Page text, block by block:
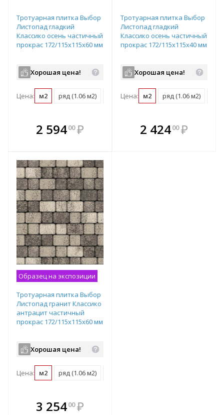
Тротуарная плитка Выбор
Листопад гладкий
Классико осень частичный
прокрас 172/115х115х60 мм
Хорошая цена!
Цена: м2 ряд (1.06 м2) поддон (13.78 м2)
2 59400 ₽
В комплекте
всегда выгоднее!
Тротуарная плитка Выбор
Листопад гладкий
Классико осень частичный
прокрас 172/115х115х40 мм
Хорошая цена!
Цена: м2 ряд (1.06 м2)
В комплекте
всегда выгоднее!
2 42400 ₽
Образец на экспозиции
Тротуарная плитка Выбор
Листопад гранит Классико
антрацит частичный
прокрас 172/115х115х60 мм
Хорошая цена!
Цена: м2 ряд (1.06 м2)
3 25400 ₽